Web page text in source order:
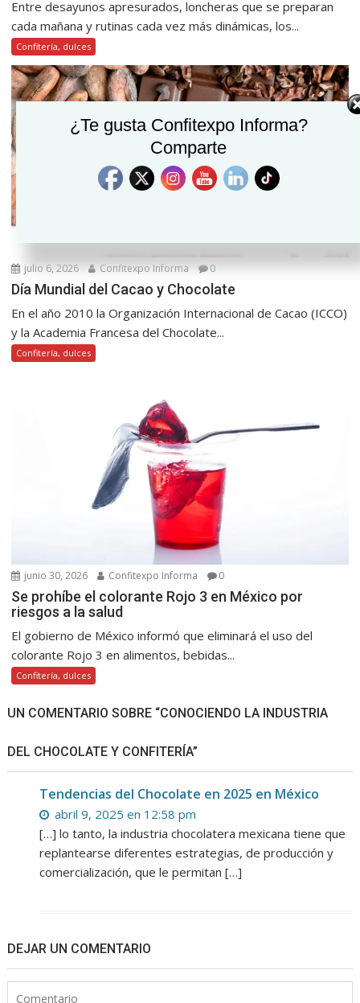
Entre desayunos apresurados, loncheras que se preparan
cada mañana y rutinas cada vez más dinámicas, los...
Confitería, dulces
julio 6, 2026 Confitexpo Informa 0
Día Mundial del Cacao y Chocolate
En el año 2010 la Organización Internacional de Cacao (ICCO)
y la Academia Francesa del Chocolate...
Confitería, dulces
junio 30, 2026 Confitexpo Informa 0
Se prohíbe el colorante Rojo 3 en México por
riesgos a la salud
El gobierno de México informó que eliminará el uso del
colorante Rojo 3 en alimentos, bebidas...
Confitería, dulces
UN COMENTARIO SOBRE “CONOCIENDO LA INDUSTRIA
DEL CHOCOLATE Y CONFITERÍA”
Tendencias del Chocolate en 2025 en México
abril 9, 2025 en 12:58 pm
[…] lo tanto, la industria chocolatera mexicana tiene que
replantearse diferentes estrategias, de producción y
comercialización, que le permitan […]
DEJAR UN COMENTARIO
¿Te gusta Confitexpo Informa?
Comparte